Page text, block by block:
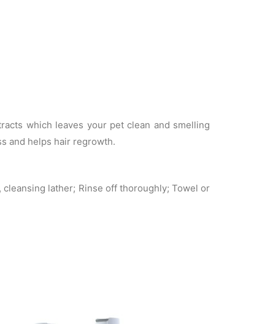
which leaves your pet clean and smelling
and helps hair regrowth.
lather; Rinse off thoroughly; Towel or